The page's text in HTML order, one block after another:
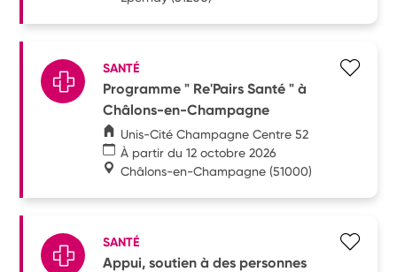
SANTÉ
Programme " Re'Pairs Santé " à
Châlons-en-Champagne
Unis-Cité Champagne Centre 52
À partir du 12 octobre 2026
Châlons-en-Champagne (51000)
SANTÉ
Appui, soutien à des personnes